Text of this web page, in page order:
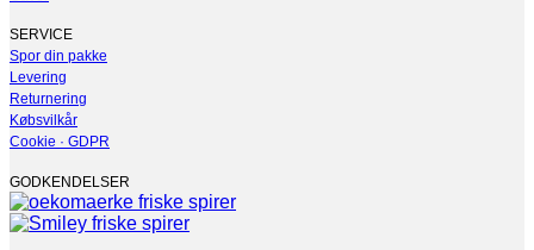
SERVICE
Spor din pakke
Levering
Returnering
Købsvilkår
Cookie · GDPR
GODKENDELSER